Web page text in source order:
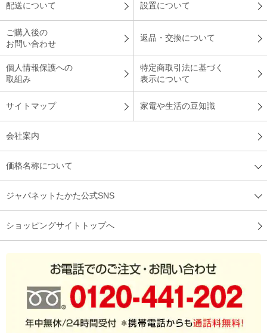
配送について 設置について
ご購入後の
お問い合わせ
返品・交換について
個人情報保護への
取組み
特定商取引法に基づく
表示について
サイトマップ 家電や生活の豆知識
会社案内
価格名称について
ジャパネットたかた公式SNS
ショッピングサイトトップへ